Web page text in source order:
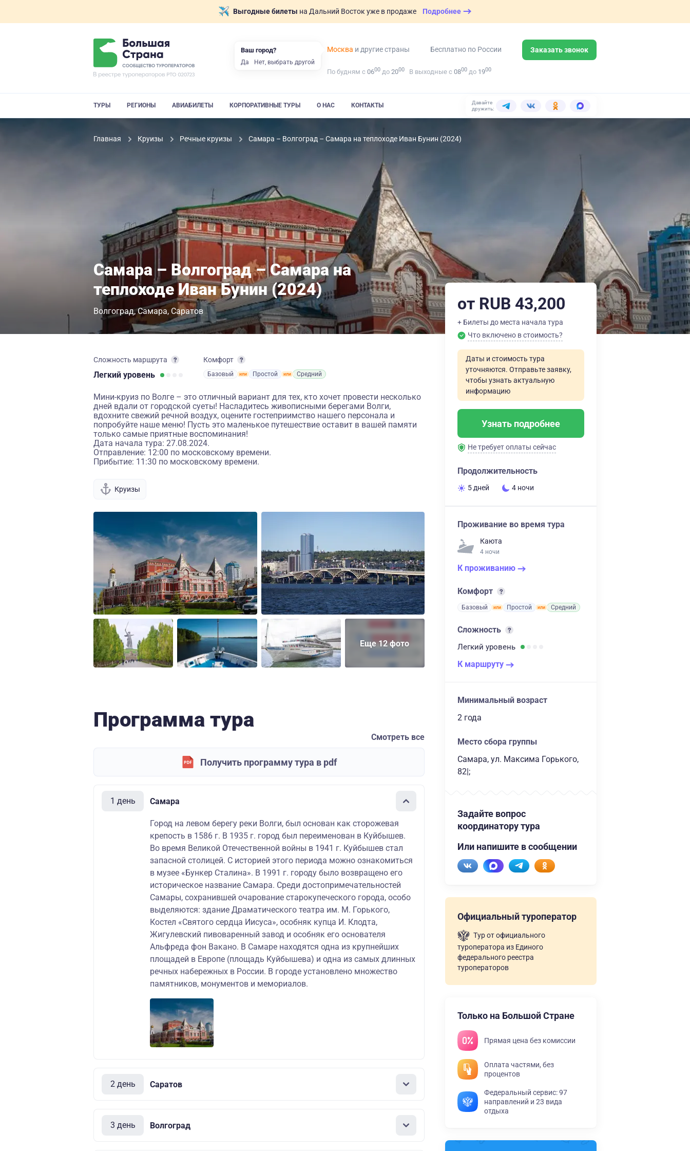
Выгодные билеты на Дальний Восток уже в продаже Подробнее
Москва и другие страны Бесплатно по России Заказать звонок
По будням с 0600 до 2000 В выходные с 0800 до 1900
ТУРЫ РЕГИОНЫ АВИАБИЛЕТЫ КОРПОРАТИВНЫЕ ТУРЫ О НАС КОНТАКТЫ
Давайте
дружить:
Главная Круизы Речные круизы Самара – Волгоград – Самара на теплоходе Иван Бунин (2024)
Самара – Волгоград – Самара на
теплоходе Иван Бунин (2024)
Волгоград Самара Саратов
Сложность маршрута
Легкий уровень
Комфорт
Базовый Простой Средний
Мини-круиз по Волге – это отличный вариант для тех, кто хочет провести несколько
дней вдали от городской суеты! Насладитесь живописными берегами Волги,
вдохните свежий речной воздух, оцените гостеприимство нашего персонала и
попробуйте наше меню! Пусть это маленькое путешествие оставит в вашей памяти
только самые приятные воспоминания!
Дата начала тура: 27.08.2024.
Отправление: 12:00 по московскому времени.
Прибытие: 11:30 по московскому времени.
Круизы
Еще 12 фото
Программа тура
Смотреть все
Получить программу тура в pdf
1 день Самара
Город на левом берегу реки Волги, был основан как сторожевая
крепость в 1586 г. В 1935 г. город был переименован в Куйбышев.
Во время Великой Отечественной войны в 1941 г. Куйбышев стал
запасной столицей. С историей этого периода можно ознакомиться
в музее «Бункер Сталина». В 1991 г. городу было возвращено его
историческое название Самара. Среди достопримечательностей
Самары, сохранившей очарование старокупеческого города, особо
выделяются: здание Драматического театра им. М. Горького,
Костел «Святого сердца Иисуса», особняк купца И. Клодта,
Жигулевский пивоваренный завод и особняк его основателя
Альфреда фон Вакано. В Самаре находятся одна из крупнейших
площадей в Европе (площадь Куйбышева) и одна из самых длинных
речных набережных в России. В городе установлено множество
памятников, монументов и мемориалов.
2 день Саратов
3 день Волгоград
от RUB 43,200
+ Билеты до места начала тура
Что включено в стоимость?
Даты и стоимость тура
уточняются. Отправьте заявку,
чтобы узнать актуальную
информацию
Узнать подробнее
Не требует оплаты сейчас
Продолжительность
5 дней 4 ночи
Проживание во время тура
Каюта
4 ночи
К проживанию
Комфорт
Базовый Простой Средний
Сложность
Легкий уровень
К маршруту
Минимальный возраст
2 года
Место сбора группы
Самара, ул. Максима Горького,
82|;
Задайте вопрос
координатору тура
Или напишите в сообщении
Официальный туроператор
Тур от официального
туроператора из Единого
федерального реестра
туроператоров
Только на Большой Стране
Прямая цена без комиссии
Оплата частями, без
процентов
Федеральный сервис: 97
направлений и 23 вида
отдыха
Ваш город?
Да Нет, выбрать другой